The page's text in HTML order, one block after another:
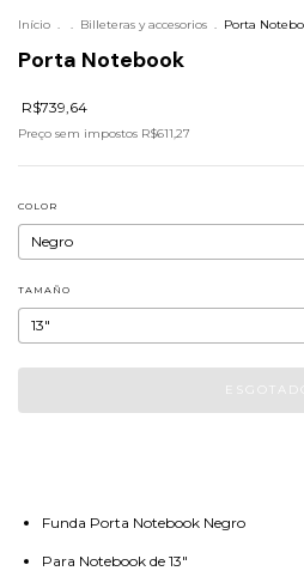
Início . . Billeteras y accesorios . Porta
Porta Notebook
R$739,64
Preço sem impostos R$611,27
COLOR
TAMAÑO
Funda Porta Notebook Negro
Para Notebook de 13"